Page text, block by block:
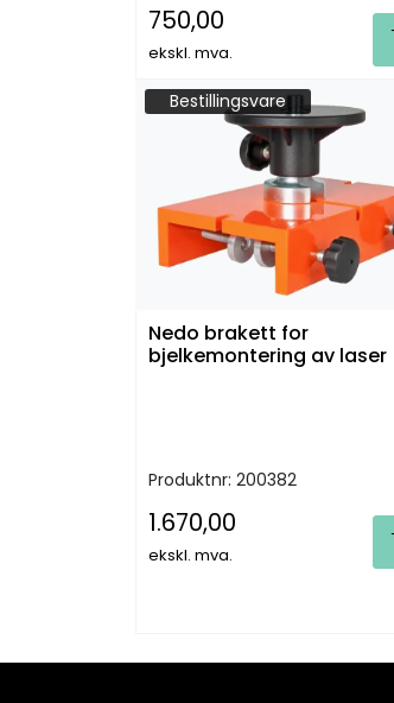
750,00
ekskl. mva.
Bestillingsvare
Nedo brakett for
bjelkemontering av laser
Produktnr: 200382
1.670,00
ekskl. mva.